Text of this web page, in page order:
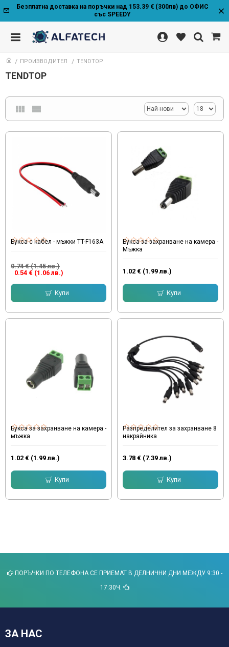
Безплатна доставка на поръчки над 153.39 € (300лв) до ОФИС
със SPEEDY
ПРОИЗВОДИТЕЛ TENDTOP
TENDTOP
Букса с кабел - мъжки TT-F163A
0.54 € (1.06 лв.)
0.74 € (1.45 лв.)
Купи
Букса за захранване на камера -
Мъжка
1.02 € (1.99 лв.)
Купи
Букса за захранване на камера -
мъжка
1.02 € (1.99 лв.)
Купи
Разпределител за захранване 8
накрайника
3.78 € (7.39 лв.)
Купи
ПОРЪЧКИ ПО ТЕЛЕФОНА СЕ ПРИЕМАТ В ДЕЛНИЧНИ ДНИ МЕЖДУ 9:30 -
17:30Ч.
ЗА НАС